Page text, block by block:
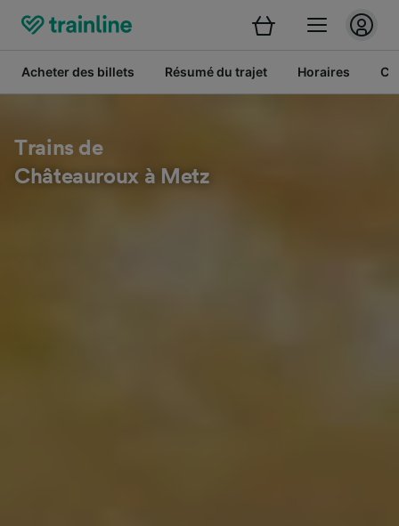
Acheter des billets Résumé du trajet Horaires
Trains de
Châteauroux à Metz